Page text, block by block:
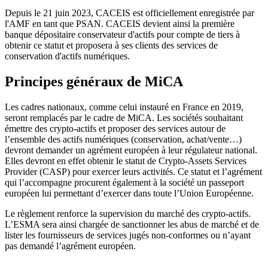
Depuis le 21 juin 2023, CACEIS est officiellement enregistrée par
l'AMF en tant que PSAN. CACEIS devient ainsi la première
banque dépositaire conservateur d'actifs pour compte de tiers à
obtenir ce statut et proposera à ses clients des services de
conservation d'actifs numériques.
Principes généraux de MiCA
Les cadres nationaux, comme celui instauré en France en 2019,
seront remplacés par le cadre de MiCA. Les sociétés souhaitant
émettre des crypto-actifs et proposer des services autour de
l’ensemble des actifs numériques (conservation, achat/vente…)
devront demander un agrément européen à leur régulateur national.
Elles devront en effet obtenir le statut de Crypto-Assets Services
Provider (CASP) pour exercer leurs activités. Ce statut et l’agrément
qui l’accompagne procurent également à la société un passeport
européen lui permettant d’exercer dans toute l’Union Européenne.
Le règlement renforce la supervision du marché des crypto-actifs.
L’ESMA sera ainsi chargée de sanctionner les abus de marché et de
lister les fournisseurs de services jugés non-conformes ou n’ayant
pas demandé l’agrément européen.